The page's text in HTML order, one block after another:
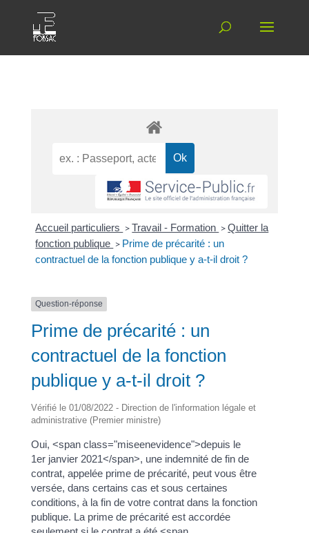
Accueil particuliers >Travail - Formation >Quitter la
fonction publique > Prime de précarité : un
contractuel de la fonction publique y a-t-il droit ?
Question-réponse
Prime de précarité : un
contractuel de la fonction
publique y a-t-il droit ?
Vérifié le 01/08/2022 - Direction de l'information légale et
administrative (Premier ministre)
Oui, <span class="miseenevidence">depuis le
1er janvier 2021</span>, une indemnité de fin de
contrat, appelée prime de précarité, peut vous être
versée, dans certains cas et sous certaines
conditions, à la fin de votre contrat dans la fonction
publique. La prime de précarité est accordée